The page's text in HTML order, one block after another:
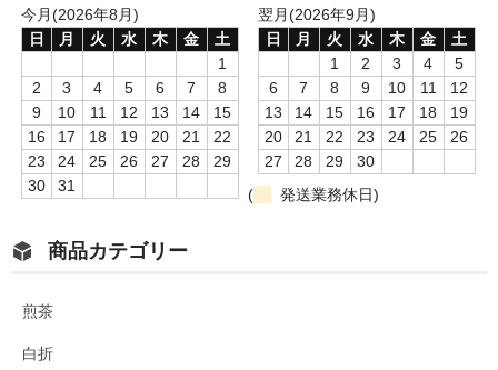
今月(2026年8月)
日
月 火 水 木 金
土
1
2
3 4 5 6 7
8
9
10 11 12 13 14
15
16
17 18 19 20 21
22
23
24 25 26 27 28
29
30
31
翌月(2026年9月)
日
月 火 水 木 金
土
1
2 3 4
5
6
7 8 9 10 11
12
13
14 15 16 17 18
19
20
21 22 23 24 25
26
27
28 29
30
(
発送業務休日)
商品カテゴリー
煎茶
白折